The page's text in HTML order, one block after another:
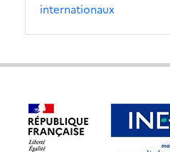
internationaux